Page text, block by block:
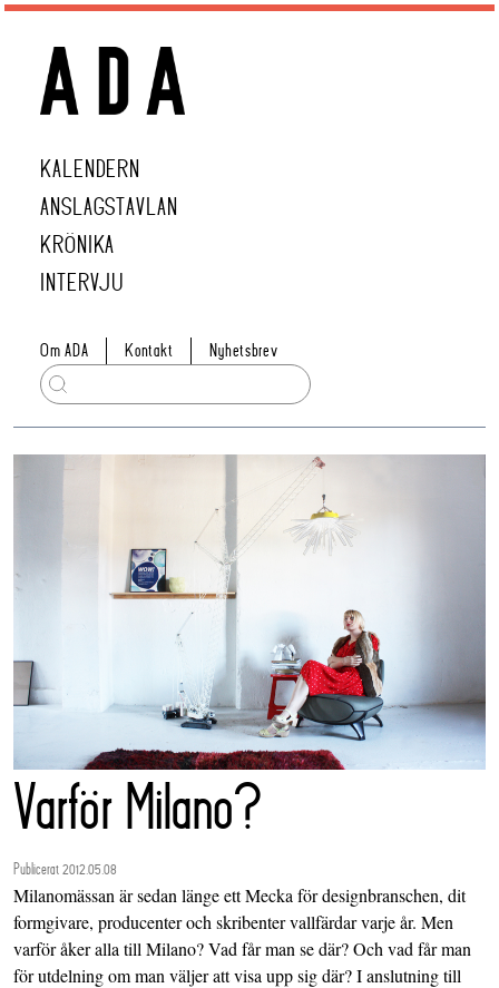
KALENDERN
ANSLAGSTAVLAN
KRÖNIKA
INTERVJU
Om ADA Kontakt Nyhetsbrev
Varför Milano?
Publicerat 2012.05.08
Milanomässan är sedan länge ett Mecka för designbranschen, dit
formgivare, producenter och skribenter vallfärdar varje år. Men
varför åker alla till Milano? Vad får man se där? Och vad får man
för utdelning om man väljer att visa upp sig där? I anslutning till